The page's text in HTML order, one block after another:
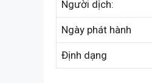
Người dịch:
Ngày phát hành
Định dạng